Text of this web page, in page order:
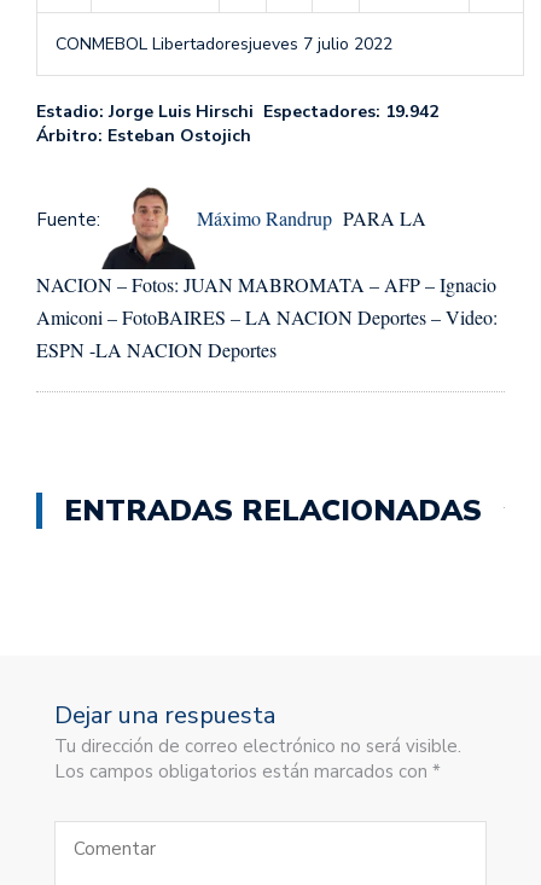
CONMEBOL Libertadoresjueves 7 julio 2022
Estadio: Jorge Luis Hirschi Espectadores: 19.942
Árbitro: Esteban Ostojich
Fuente: Máximo Randrup PARA LA
NACION – Fotos: JUAN MABROMATA – AFP – Ignacio
Amiconi – FotoBAIRES – LA NACION Deportes – Video:
ESPN -LA NACION Deportes
ENTRADAS RELACIONADAS
Dejar una respuesta
Tu dirección de correo electrónico no será visible.
Los campos obligatorios están marcados con *